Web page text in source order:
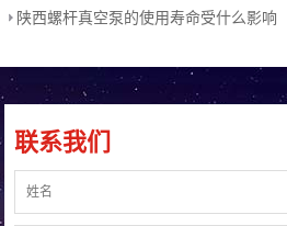
陕西螺杆真空泵的使用寿命受什么影响
联系我们